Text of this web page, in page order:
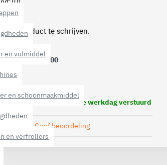
en vulmiddel
en schoonmaakmiddel
en verfrollers
dit product te schrijven.
VANAF € 40,00
uur besteld, dezelfde werkdag verstuurd
Geef beoordeling